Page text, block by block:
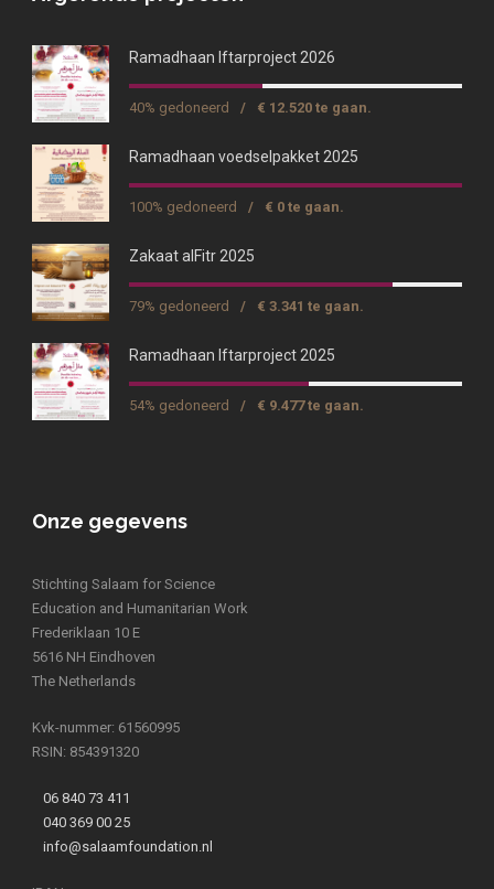
Ramadhaan Iftarproject 2026
40% gedoneerd / € 12.520 te gaan.
Ramadhaan voedselpakket 2025
100% gedoneerd / € 0 te gaan.
Zakaat alFitr 2025
79% gedoneerd / € 3.341 te gaan.
Ramadhaan Iftarproject 2025
54% gedoneerd / € 9.477 te gaan.
Onze gegevens
Stichting Salaam for Science
Education and Humanitarian Work
Frederiklaan 10 E
5616 NH Eindhoven
The Netherlands
Kvk-nummer: 61560995
RSIN: 854391320
06 840 73 411
040 369 00 25
info@salaamfoundation.nl